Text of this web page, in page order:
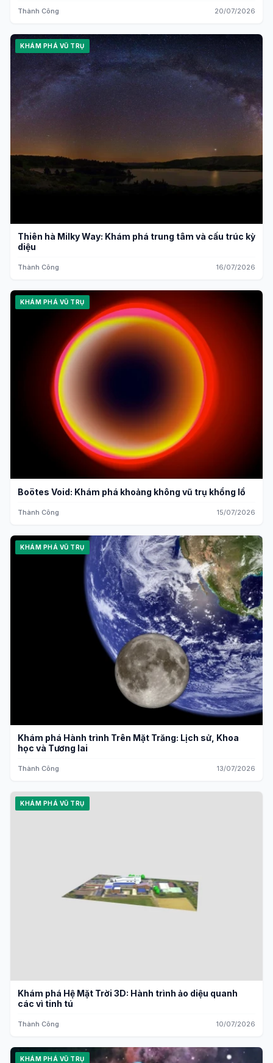
Thành Công 20/07/2026
KHÁM PHÁ VŨ TRỤ
Thiên hà Milky Way: Khám phá trung tâm và cấu trúc kỳ
diệu
Thành Công 16/07/2026
KHÁM PHÁ VŨ TRỤ
Boötes Void: Khám phá khoảng không vũ trụ khổng lồ
Thành Công 15/07/2026
KHÁM PHÁ VŨ TRỤ
Khám phá Hành trình Trên Mặt Trăng: Lịch sử, Khoa
học và Tương lai
Thành Công 13/07/2026
KHÁM PHÁ VŨ TRỤ
Khám phá Hệ Mặt Trời 3D: Hành trình ảo diệu quanh
các vì tinh tú
Thành Công 10/07/2026
KHÁM PHÁ VŨ TRỤ